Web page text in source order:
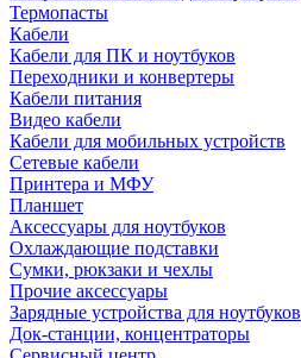
Термопасты
Кабели
Кабели для ПК и ноутбуков
Переходники и конвертеры
Кабели питания
Видео кабели
Кабели для мобильных устройств
Сетевые кабели
Принтера и МФУ
Планшет
Аксессуары для ноутбуков
Охлаждающие подставки
Сумки, рюкзаки и чехлы
Прочие аксессуары
Зарядные устройства для ноутбуков
Док-станции, концентраторы